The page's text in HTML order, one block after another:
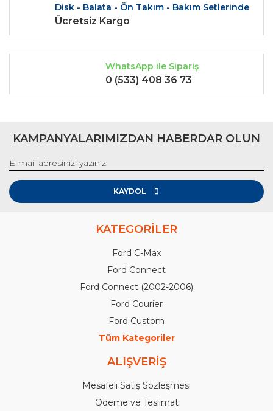
Gönder
Disk - Balata - Ön Takım - Bakım Setlerinde
Ücretsiz Kargo
WhatsApp ile Sipariş
0 (533) 408 36 73
KAMPANYALARIMIZDAN HABERDAR OLUN
KAYDOL
KATEGORİLER
Ford C-Max
Ford Connect
Ford Connect (2002-2006)
Ford Courier
Ford Custom
Tüm Kategoriler
ALIŞVERİŞ
Mesafeli Satış Sözleşmesi
Ödeme ve Teslimat